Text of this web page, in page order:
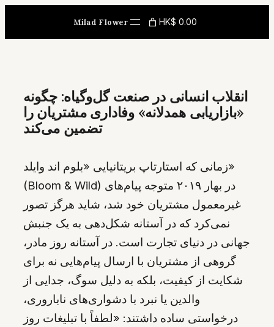
content
Milad Flower HK$ 0.00
انقلاب انسانی در صنعت گل‌وگیاه: چگونه
«بازاریابی همدلانه» وفاداری مشتریان را
تضمین می‌کند
زمانی که استارتاپ بریتانیایی «بلوم اند وایلد»
(Bloom & Wild) در بهار ۲۰۱۹ متوجه پیام‌های
غیرمعمول مشتریان خود شد، شاید هرگز تصور
نمی‌کرد که در آستانه شکل‌دهی به یک جنبش
جهانی در دنیای تجارت است. در آستانه روز مادر،
گروهی از مشتریان با ارسال پیام‌هایی نه برای
شکایت از کیفیت، بلکه به دلیل سوگ، جدایی از
والدین یا نبرد با دشواری‌های ناباروری،
درخواستی ساده داشتند: «لطفاً با تبلیغات روز